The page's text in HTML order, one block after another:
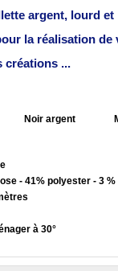
argent, lourd et
la réalisation de
créations ...
Noir argent
- 41% polyester - 3
à 30°